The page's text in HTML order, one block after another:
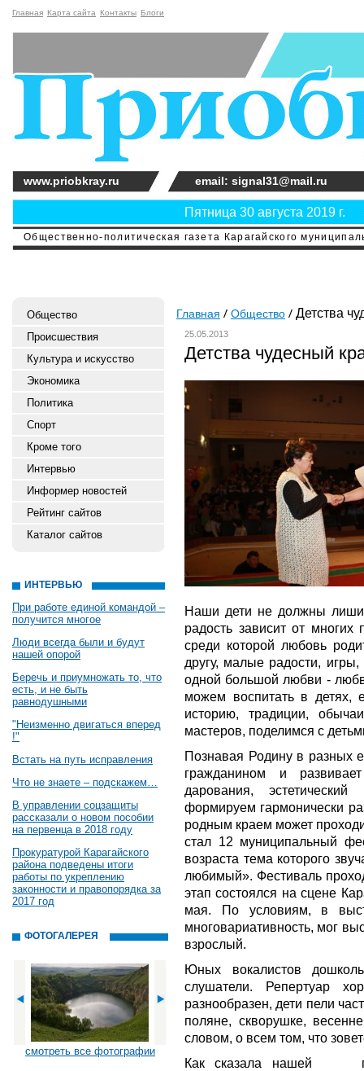
Главная Карта сайта Контакты Блоги
Общественно-политическая газета Карагайского
Пятница 30 августа 2019 г.
www.priobkray.ru email: signal31@mail.ru
Общество
Происшествия
Культура и искусство
Экономика
Политика
Спорт
Кроме того
Интервью
Информер новостей
Рейтинг сайтов
Каталог сайтов
ИНТЕРВЬЮ
При работе единой командой –
получится многое
Люди всегда были и будут
нашей опорой
Беречь и приумножать то, что
есть, и не быть
равнодушными
"Неизменно двигаться вперед
!"
Встать на путь исправления
Что не знаете – подскажем…
В управлении соцзащиты
рассказали о новом пособии
на первенца в 2018 году
Прокуратурой Карагайского
района подведены итоги
работы по укреплению
законности и правопорядка за
2017 год
ФОТОГАЛЕРЕЯ
смотреть все фотографии
Главная Общество Детства
25.05.2013
Детства чудесный
Наши дети не должны
радость зависит от
среди которой любовь
другу, малые радости,
одной большой любви -
можем воспитать в
историю, традиции,
мастеров, поделимся с
Познавая Родину в разных
гражданином и
дарования,
формируем гармонически
родным краем может
стал 12 муниципальный
возраста тема которого
любимый». Фестиваль
этап состоялся на сцене
мая. По условиям, в
многовариативность, мог
взрослый.
Юных вокалистов
слушатели. Репертуар
разнообразен, дети пели
поляне, скворушке,
словом, о всем том, что
Как сказала нашей